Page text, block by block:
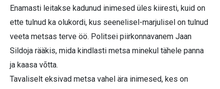
Enamasti leitakse kadunud inimesed üles kiiresti, kuid on
ette tulnud ka olukordi, kus seenelisel-marjulisel on tulnud
veeta metsas terve öö. Politsei piirkonnavanem Jaan
Sildoja rääkis, mida kindlasti metsa minekul tähele panna
ja kaasa võtta.
Tavaliselt eksivad metsa vahel ära inimesed, kes on